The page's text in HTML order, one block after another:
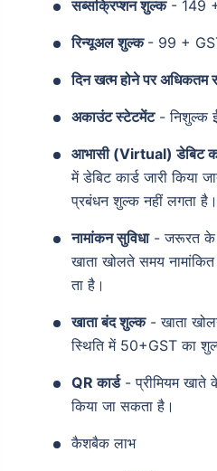
सब्सक्रिप्शन शुल्क- 149
रिन्यूअल शुल्क - 99 +
दिन खत्म होने पर अधिकतम
अकाउंट स्टेटमेंट- निशुल्क
आभासी (Virtual) डेबिट
में डेबिट कार्ड जारी किया
प्रबंधन शुल्क नहीं लगता है।
नामांकन सुविधा- जरूरत के
खाता खोलते समय
ता है।
खाता बंद शुल्क- खाता
स्थिति में 50+GST का
QR कार्ड- प्रीमियम खाते
किया जा सकता है।
कैशबैक लाभ